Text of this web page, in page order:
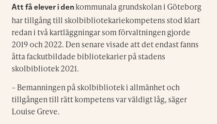
Att få elever i den kommunala grundskolan i Göteborg
har tillgång till skolbibliotekariekompetens stod klart
redan i två kartläggningar som förvaltningen gjorde
2019 och 2022. Den senare visade att det endast fanns
åtta fackutbildade bibliotekarier på stadens
skolbibliotek 2021.
– Bemanningen på skolbibliotek i allmänhet och
tillgången till rätt kompetens var väldigt låg, säger
Louise Greve.